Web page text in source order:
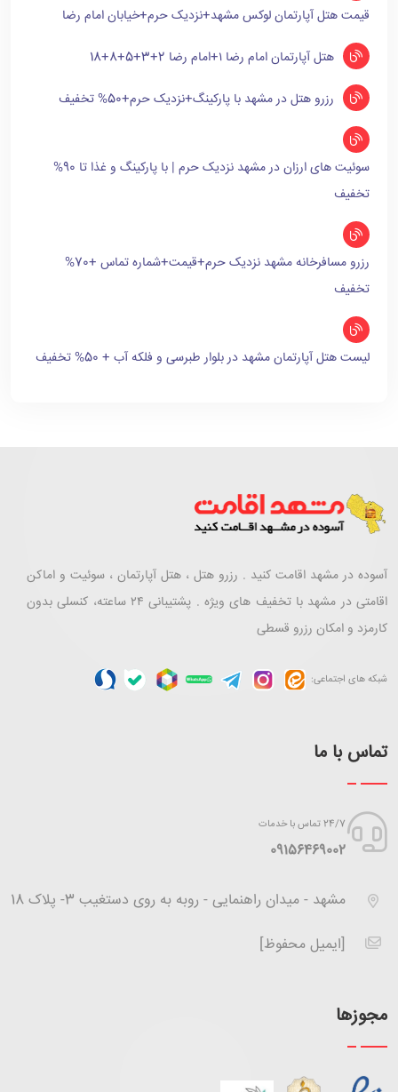
قیمت هتل آپارتمان لوکس مشهد+نزدیک حرم+خیابان امام رضا
هتل آپارتمان امام رضا ۱+امام رضا 2+3+5+8+18
رزرو هتل در مشهد با پارکینگ+نزدیک حرم+50% تخفیف
سوئیت های ارزان در مشهد نزدیک حرم | با پارکینگ و غذا تا 90%
تخفیف
رزرو مسافرخانه مشهد نزدیک حرم+قیمت+شماره تماس +70%
تخفیف
لیست هتل آپارتمان مشهد در بلوار طبرسی و فلکه آب + 50% تخفیف
آسوده در مشهد اقامت کنید . رزرو هتل ، هتل آپارتمان ، سوئیت و اماکن
اقامتی در مشهد با تخفیف های ویژه . پشتیبانی ۲۴ ساعته، کنسلی بدون
کارمزد و امکان رزرو قسطی
شبکه های اجتماعی:
تماس با ما
24/7 تماس با خدمات
‪09156469002
مشهد - میدان راهنمایی - روبه به روی دستغیب 3- پلاک 18
[ایمیل محفوظ]
مجوزها